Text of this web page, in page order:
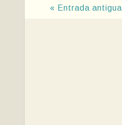
« Entrada antigua